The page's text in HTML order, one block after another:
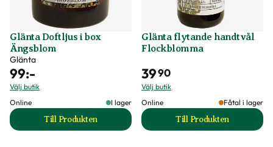
Glänta Doftljus i box
Ängsblom
Glänta
99:-
Välj butik
Online
I lager
Till Produkten
till Glänta Doftljus i box Ängsblom produktsida
Glänta flytande handtvål
Flockblomma
3990
Välj butik
Online
Fåtal i lager
Till Produkten
till Glänta